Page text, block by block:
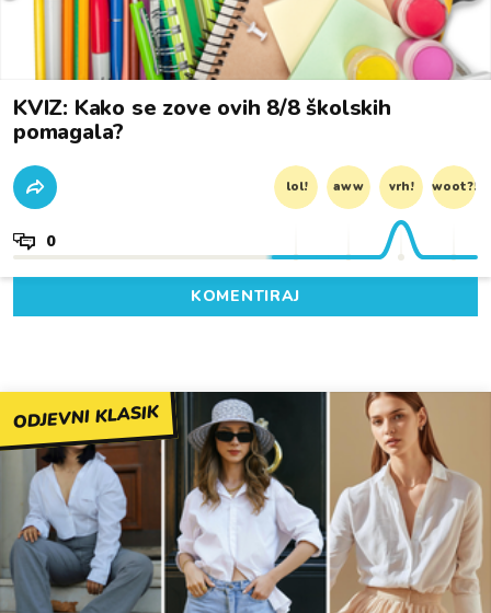
KVIZ: Kako se zove ovih 8/8 školskih
pomagala?
lol! aww vrh! woot?!
0
KOMENTIRAJ
ODJEVNI KLASIK